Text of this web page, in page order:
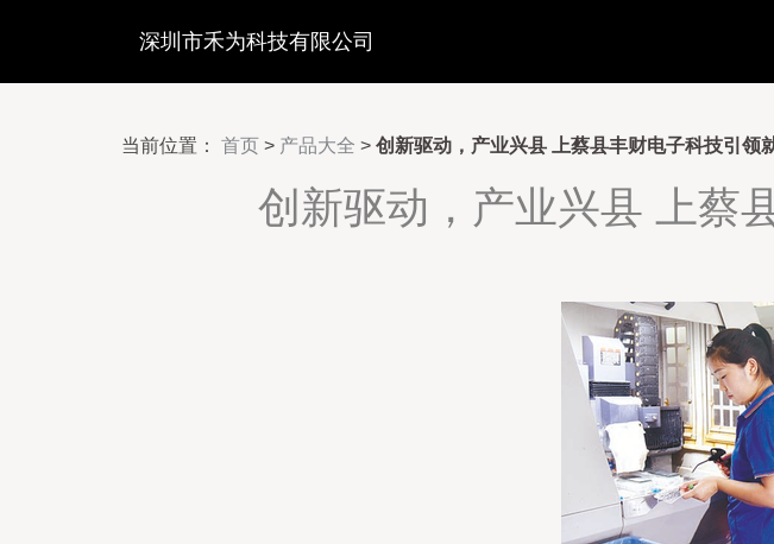
深圳市禾为科技有限公司
当前位置： 首页 > 产品大全 > 创新驱动，产业兴县 上蔡县丰财电子科技引领
创新驱动，产业兴县 上蔡